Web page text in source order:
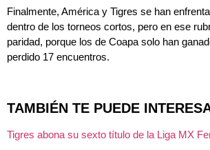
dentro de los torneos cortos, pero en ese
paridad, porque los de Coapa solo han
perdido 17 encuentros.
Tigres abona su sexto título de la Liga MX